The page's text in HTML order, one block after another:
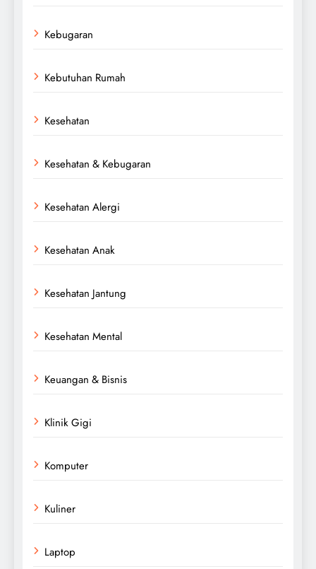
Kebugaran
Kebutuhan Rumah
Kesehatan
Kesehatan & Kebugaran
Kesehatan Alergi
Kesehatan Anak
Kesehatan Jantung
Kesehatan Mental
Keuangan & Bisnis
Klinik Gigi
Komputer
Kuliner
Laptop